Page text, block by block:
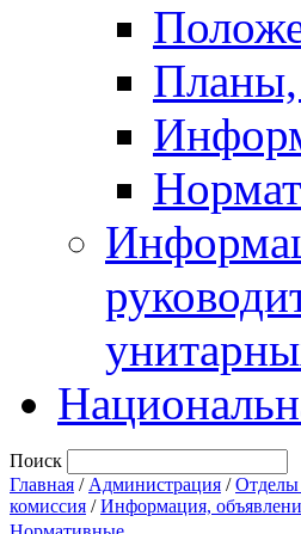
Поиск
Главная / Администрация /Отделы
комиссия /Информация,